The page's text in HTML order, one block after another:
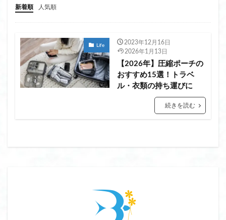
新着順 人気順
Life
2023年12月16日
2026年1月13日
【2026年】圧縮ポーチの
おすすめ15選！トラベ
ル・衣類の持ち運びに
続きを読む